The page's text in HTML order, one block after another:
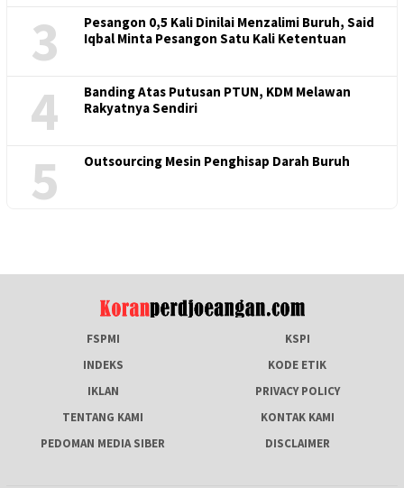
3
Pesangon 0,5 Kali Dinilai Menzalimi Buruh, Said
Iqbal Minta Pesangon Satu Kali Ketentuan
4
Banding Atas Putusan PTUN, KDM Melawan
Rakyatnya Sendiri
5 Outsourcing Mesin Penghisap Darah Buruh
FSPMI
KSPI
INDEKS
KODE ETIK
IKLAN
PRIVACY POLICY
TENTANG KAMI
KONTAK KAMI
PEDOMAN MEDIA SIBER
DISCLAIMER